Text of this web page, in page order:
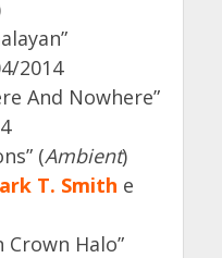
2014
And Nowhere”
(Ambient)
T. Smith e
Crown Halo”